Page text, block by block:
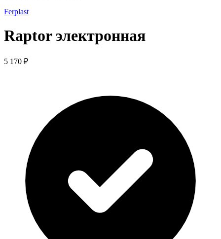
Ferplast
Raptor электронная
5 170 ₽